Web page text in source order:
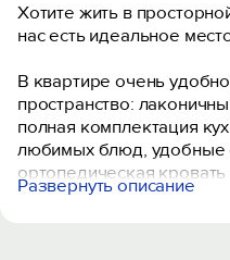
Хотите жить в
нас есть идеальное
В квартире очень
пространство:
полная комплектация
любимых блюд, удобные
ортопедическая
прекрасно отдохнёте под
Развернуть описание